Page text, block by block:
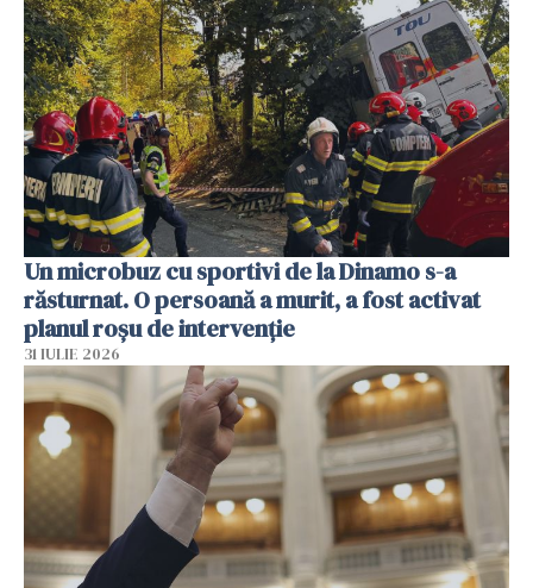
Un microbuz cu sportivi de la Dinamo s-a
răsturnat. O persoană a murit, a fost activat
planul roșu de intervenție
31 IULIE 2026